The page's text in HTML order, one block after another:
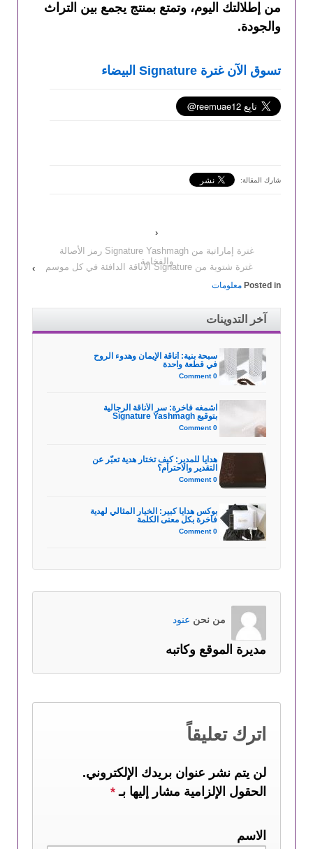
من إطلالتك اليوم، وتمتع بمنتج يجمع بين التراث
والجودة.
تسوق الآن غترة Signature البيضاء
شارك المقالة:
‹
غترة إماراتية من Signature Yashmagh رمز الأصالة
والفخامة
غترة شتوية من Signature الأناقة الدافئة في كل موسم ›
Posted in معلومات
آخر التدوينات
سبحة بنية: أناقة الإيمان وهدوء الروح
في قطعة واحدة
0 Comment
اشمغه فاخرة: سر الأناقة الرجالية
بتوقيع Signature Yashmagh
0 Comment
هدايا للمدير: كيف تختار هدية تعبّر عن
التقدير والاحترام؟
0 Comment
بوكس هدايا كبير: الخيار المثالي لهدية
فاخرة بكل معنى الكلمة
0 Comment
من نحن عنود
مديرة الموقع وكاتبه
اترك تعليقاً
لن يتم نشر عنوان بريدك الإلكتروني.
الحقول الإلزامية مشار إليها بـ *
الاسم